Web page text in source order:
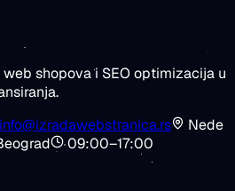
shopova i SEO optimizacija u
info@izradawebstranica.rs
Nede
09:00–17:00